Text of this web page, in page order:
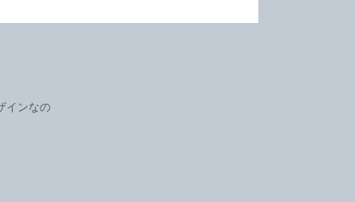
インなの